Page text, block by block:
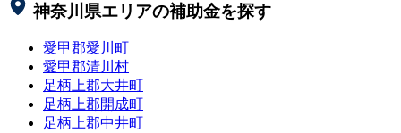
神奈川県エリアの補助金を探す
愛甲郡愛川町
愛甲郡清川村
足柄上郡大井町
足柄上郡開成町
足柄上郡中井町